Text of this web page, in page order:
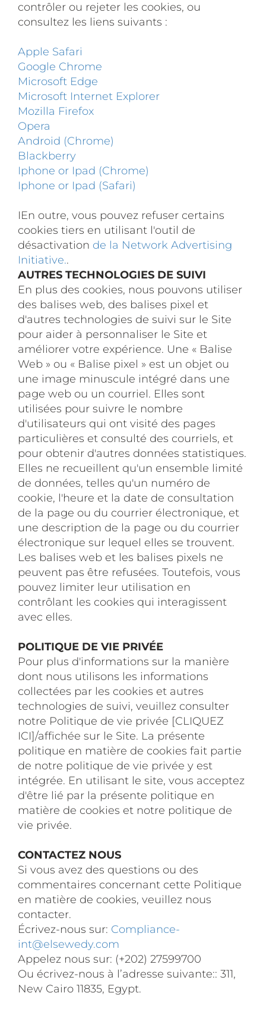
contrôler ou rejeter les cookies, ou
consultez les liens suivants :
Apple Safari
Google Chrome
Microsoft Edge
Microsoft Internet Explorer
Mozilla Firefox
Opera
Android (Chrome)
Blackberry
Iphone or Ipad (Chrome)
Iphone or Ipad (Safari)
IEn outre, vous pouvez refuser certains
cookies tiers en utilisant l'outil de
désactivation de la Network Advertising
Initiative..
AUTRES TECHNOLOGIES DE SUIVI
En plus des cookies, nous pouvons utiliser
des balises web, des balises pixel et
d'autres technologies de suivi sur le Site
pour aider à personnaliser le Site et
améliorer votre expérience. Une « Balise
Web » ou « Balise pixel » est un objet ou
une image minuscule intégré dans une
page web ou un courriel. Elles sont
utilisées pour suivre le nombre
d'utilisateurs qui ont visité des pages
particulières et consulté des courriels, et
pour obtenir d'autres données statistiques.
Elles ne recueillent qu'un ensemble limité
de données, telles qu'un numéro de
cookie, l'heure et la date de consultation
de la page ou du courrier électronique, et
une description de la page ou du courrier
électronique sur lequel elles se trouvent.
Les balises web et les balises pixels ne
peuvent pas être refusées. Toutefois, vous
pouvez limiter leur utilisation en
contrôlant les cookies qui interagissent
avec elles.
POLITIQUE DE VIE PRIVÉE
Pour plus d'informations sur la manière
dont nous utilisons les informations
collectées par les cookies et autres
technologies de suivi, veuillez consulter
notre Politique de vie privée [CLIQUEZ
ICI]/affichée sur le Site. La présente
politique en matière de cookies fait partie
de notre politique de vie privée y est
intégrée. En utilisant le site, vous acceptez
d'être lié par la présente politique en
matière de cookies et notre politique de
vie privée.
CONTACTEZ NOUS
Si vous avez des questions ou des
commentaires concernant cette Politique
en matière de cookies, veuillez nous
contacter.
Écrivez-nous sur: Compliance-
int@elsewedy.com
Appelez nous sur: (+202) 27599700
Ou écrivez-nous à l’adresse suivante:: 311,
New Cairo 11835, Egypt.